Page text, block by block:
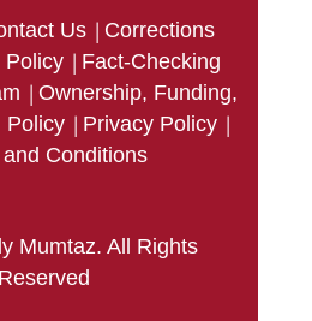
Us | Corrections
Policy | Fact-Checking
| Ownership, Funding,
Policy | Privacy Policy |
Conditions
Mumtaz. All Rights
Reserved